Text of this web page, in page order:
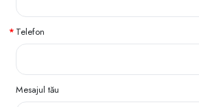
Telefon
Mesajul tău